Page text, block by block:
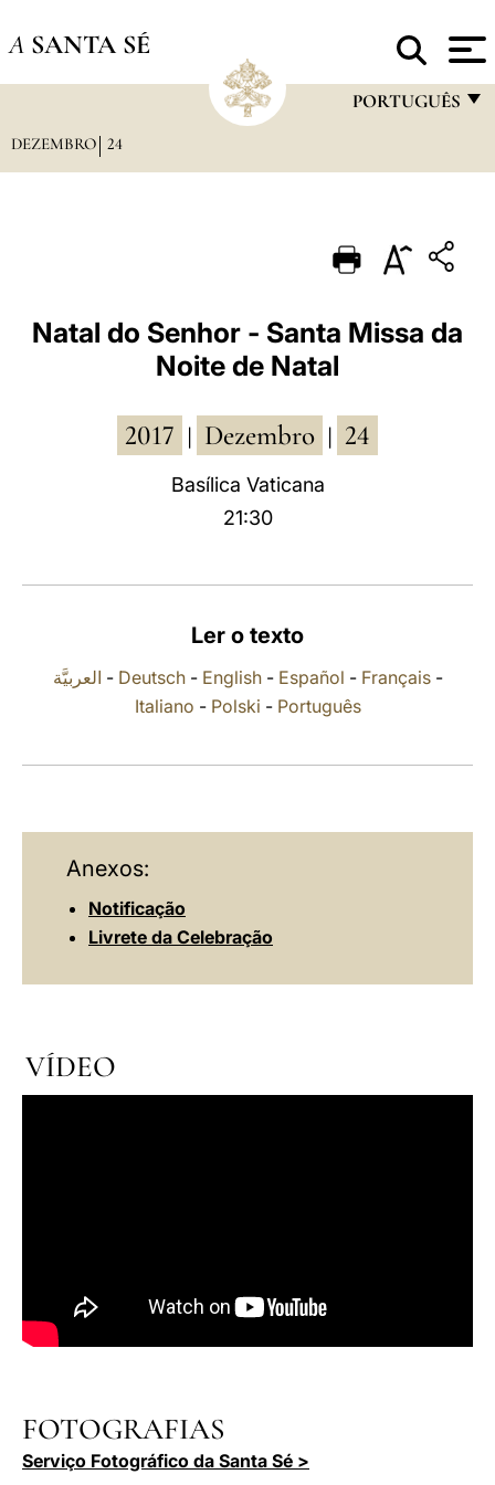
A SANTA SÉ
PORTUGUÊS
PORTUGUÊS
ESPAÑOL
العربيّة
DEZEMBRO 24
Natal do Senhor - Santa Missa da
Noite de Natal
2017 Dezembro 24
Basílica Vaticana
21:30
Ler o texto
العربيَّة - Deutsch- English- Español - Français-
Italiano - Polski - Português
Anexos:
Notificação
Livrete da Celebração
VÍDEO
FOTOGRAFIAS
Serviço Fotográfico da Santa Sé >